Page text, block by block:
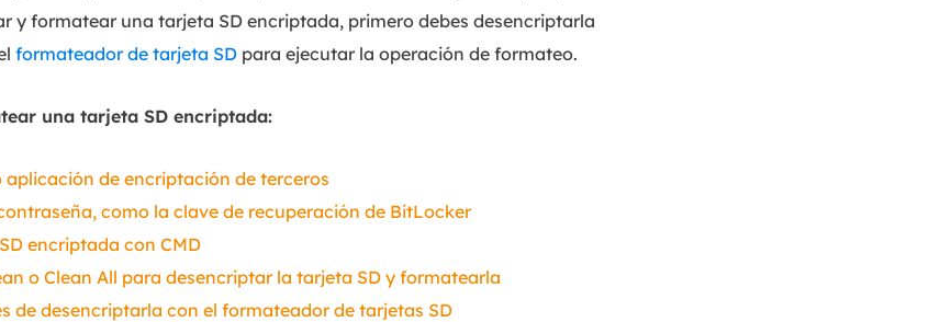
y formatear una tarjeta SD encriptada, primero debes desencriptarla
formateador de tarjeta SD para ejecutar la operación de formateo.
una tarjeta SD encriptada:
de encriptación de terceros
como la clave de recuperación de BitLocker
encriptada con CMD
o Clean All para desencriptar la tarjeta SD y formatearla
de desencriptarla con el formateador de tarjetas SD